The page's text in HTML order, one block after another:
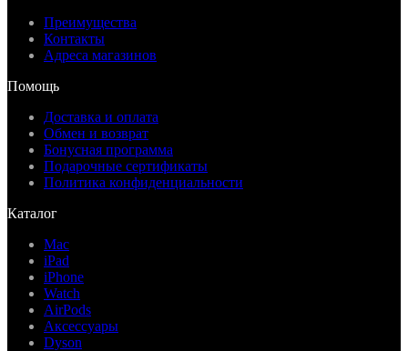
Преимущества
Контакты
Адреса магазинов
Помощь
Доставка и оплата
Обмен и возврат
Бонусная программа
Подарочные сертификаты
Политика конфиденциальности
Каталог
Mac
iPad
iPhone
Watch
AirPods
Аксессуары
Dyson